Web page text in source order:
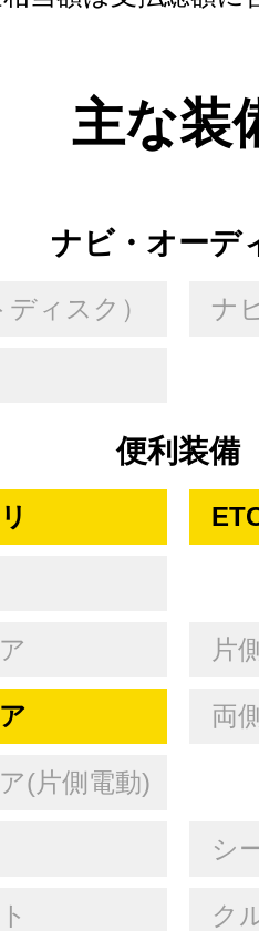
主な装
ナビ・オーデ
ィスク） ナ
便利装備
片
両
(片側電動)
シ
ク